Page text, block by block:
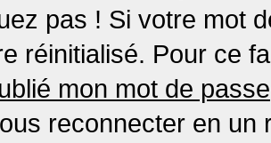
pas ! Si votre mot
réinitialisé. Pour ce
mon mot de passe
reconnecter en un